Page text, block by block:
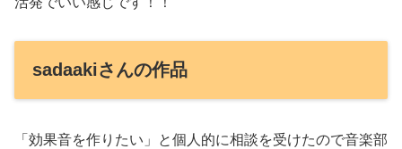
sadaakiさんの作品
「効果音を作りたい」と個人的に相談を受けたので音楽部